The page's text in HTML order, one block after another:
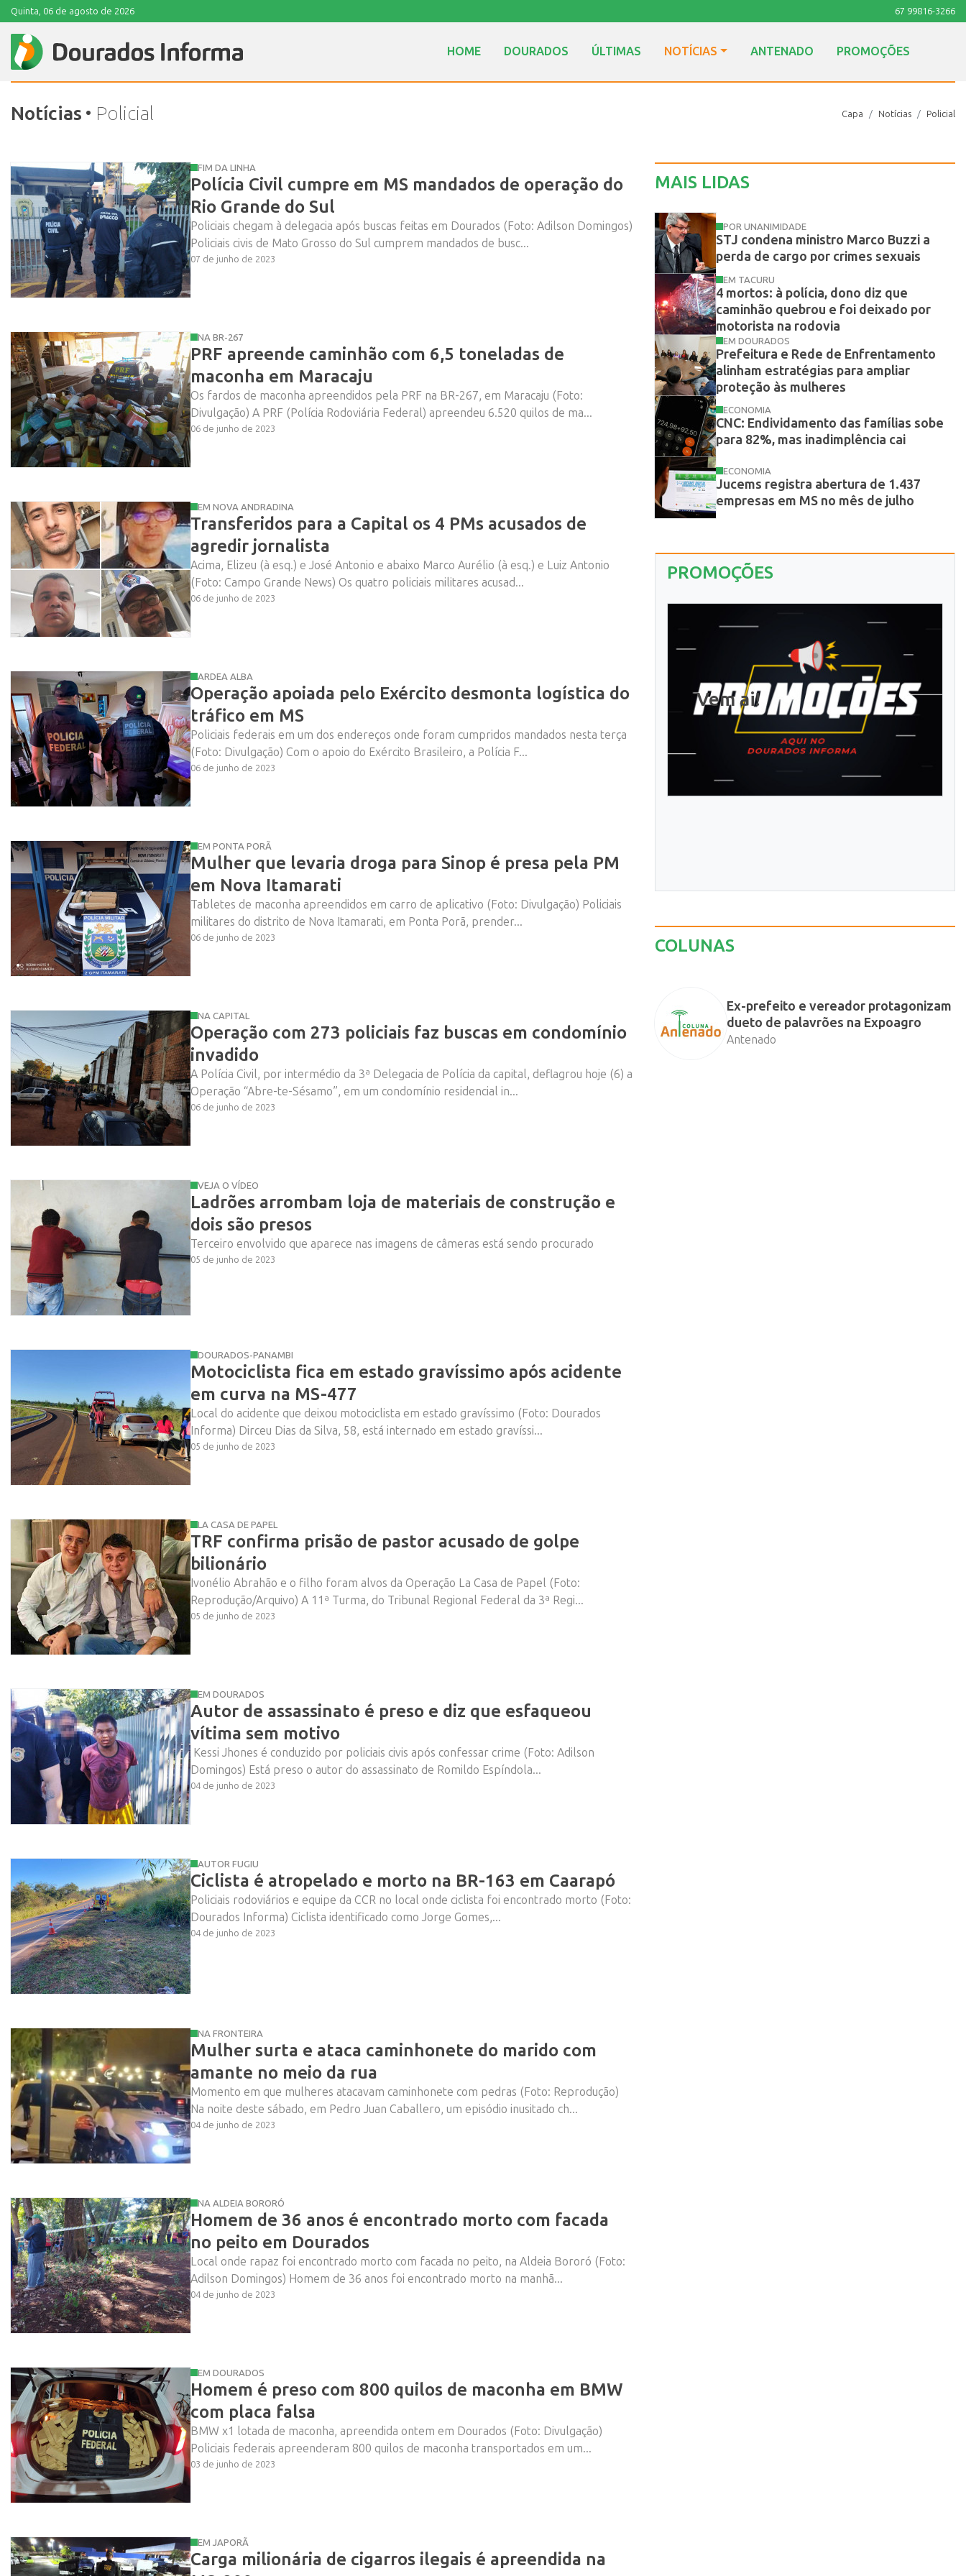
Quinta, 06 de agosto de 2026 67 99816-3266
HOME DOURADOS ÚLTIMAS NOTÍCIAS ANTENADO PROMOÇÕES
Notícias • Policial Capa Notícias Policial
FIM DA LINHA
Polícia Civil cumpre em MS mandados de operação do
Rio Grande do Sul
Policiais chegam à delegacia após buscas feitas em Dourados (Foto: Adilson Domingos)
Policiais civis de Mato Grosso do Sul cumprem mandados de busc...
07 de junho de 2023
NA BR-267
PRF apreende caminhão com 6,5 toneladas de
maconha em Maracaju
Os fardos de maconha apreendidos pela PRF na BR-267, em Maracaju (Foto:
Divulgação) A PRF (Polícia Rodoviária Federal) apreendeu 6.520 quilos de ma...
06 de junho de 2023
EM NOVA ANDRADINA
Transferidos para a Capital os 4 PMs acusados de
agredir jornalista
Acima, Elizeu (à esq.) e José Antonio e abaixo Marco Aurélio (à esq.) e Luiz Antonio
(Foto: Campo Grande News) Os quatro policiais militares acusad...
06 de junho de 2023
ARDEA ALBA
Operação apoiada pelo Exército desmonta logística do
tráfico em MS
Policiais federais em um dos endereços onde foram cumpridos mandados nesta terça
(Foto: Divulgação) Com o apoio do Exército Brasileiro, a Polícia F...
06 de junho de 2023
EM PONTA PORÃ
Mulher que levaria droga para Sinop é presa pela PM
em Nova Itamarati
Tabletes de maconha apreendidos em carro de aplicativo (Foto: Divulgação) Policiais
militares do distrito de Nova Itamarati, em Ponta Porã, prender...
06 de junho de 2023
NA CAPITAL
Operação com 273 policiais faz buscas em condomínio
invadido
A Polícia Civil, por intermédio da 3ª Delegacia de Polícia da capital, deflagrou hoje (6) a
Operação “Abre-te-Sésamo”, em um condomínio residencial in...
06 de junho de 2023
VEJA O VÍDEO
Ladrões arrombam loja de materiais de construção e
dois são presos
Terceiro envolvido que aparece nas imagens de câmeras está sendo procurado
05 de junho de 2023
DOURADOS-PANAMBI
Motociclista fica em estado gravíssimo após acidente
em curva na MS-477
Local do acidente que deixou motociclista em estado gravíssimo (Foto: Dourados
Informa) Dirceu Dias da Silva, 58, está internado em estado gravíssi...
05 de junho de 2023
LA CASA DE PAPEL
TRF confirma prisão de pastor acusado de golpe
bilionário
Ivonélio Abrahão e o filho foram alvos da Operação La Casa de Papel (Foto:
Reprodução/Arquivo) A 11ª Turma, do Tribunal Regional Federal da 3ª Regi...
05 de junho de 2023
EM DOURADOS
Autor de assassinato é preso e diz que esfaqueou
vítima sem motivo
Kessi Jhones é conduzido por policiais civis após confessar crime (Foto: Adilson
Domingos) Está preso o autor do assassinato de Romildo Espíndola...
04 de junho de 2023
AUTOR FUGIU
Ciclista é atropelado e morto na BR-163 em Caarapó
Policiais rodoviários e equipe da CCR no local onde ciclista foi encontrado morto (Foto:
Dourados Informa) Ciclista identificado como Jorge Gomes,...
04 de junho de 2023
NA FRONTEIRA
Mulher surta e ataca caminhonete do marido com
amante no meio da rua
Momento em que mulheres atacavam caminhonete com pedras (Foto: Reprodução)
Na noite deste sábado, em Pedro Juan Caballero, um episódio inusitado ch...
04 de junho de 2023
NA ALDEIA BORORÓ
Homem de 36 anos é encontrado morto com facada
no peito em Dourados
Local onde rapaz foi encontrado morto com facada no peito, na Aldeia Bororó (Foto:
Adilson Domingos) Homem de 36 anos foi encontrado morto na manhã...
04 de junho de 2023
EM DOURADOS
Homem é preso com 800 quilos de maconha em BMW
com placa falsa
BMW x1 lotada de maconha, apreendida ontem em Dourados (Foto: Divulgação)
Policiais federais apreenderam 800 quilos de maconha transportados em um...
03 de junho de 2023
EM JAPORÃ
Carga milionária de cigarros ilegais é apreendida na
MAIS LIDAS
POR UNANIMIDADE
STJ condena ministro Marco Buzzi a
perda de cargo por crimes sexuais
EM TACURU
4 mortos: à polícia, dono diz que
caminhão quebrou e foi deixado por
motorista na rodovia
EM DOURADOS
Prefeitura e Rede de Enfrentamento
alinham estratégias para ampliar
proteção às mulheres
ECONOMIA
CNC: Endividamento das famílias sobe
para 82%, mas inadimplência cai
ECONOMIA
Jucems registra abertura de 1.437
empresas em MS no mês de julho
PROMOÇÕES
Vem ai! Vem ai!
Vem ai!
COLUNAS
Ex-prefeito e vereador protagonizam
dueto de palavrões na Expoagro
Antenado